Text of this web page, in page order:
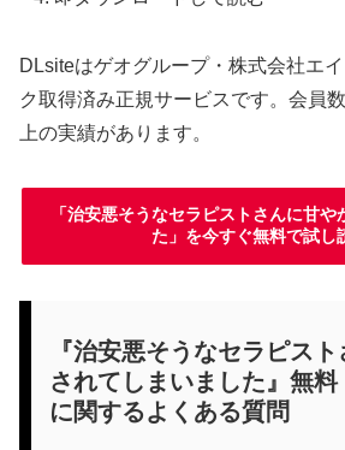
DLsiteはゲオグループ・株式会社エ
ク取得済み正規サービスです。会員
上の実績があります。
「治安悪そうなセラピストさんに甘
た」を今すぐ無料で試し
『治安悪そうなセラピス
されてしまいました』無
に関するよくある質問